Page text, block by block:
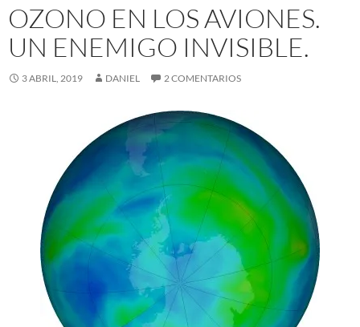
OZONO EN LOS AVIONES.
UN ENEMIGO INVISIBLE.
3 ABRIL, 2019 DANIEL 2 COMENTARIOS